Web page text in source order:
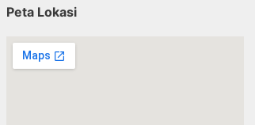
Peta Lokasi